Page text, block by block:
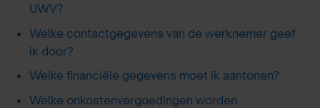
UWV?
Welke contactgegevens van de werknemer geef
ik door?
Welke financiële gegevens moet ik aantonen?
Welke onkostenvergoedingen worden